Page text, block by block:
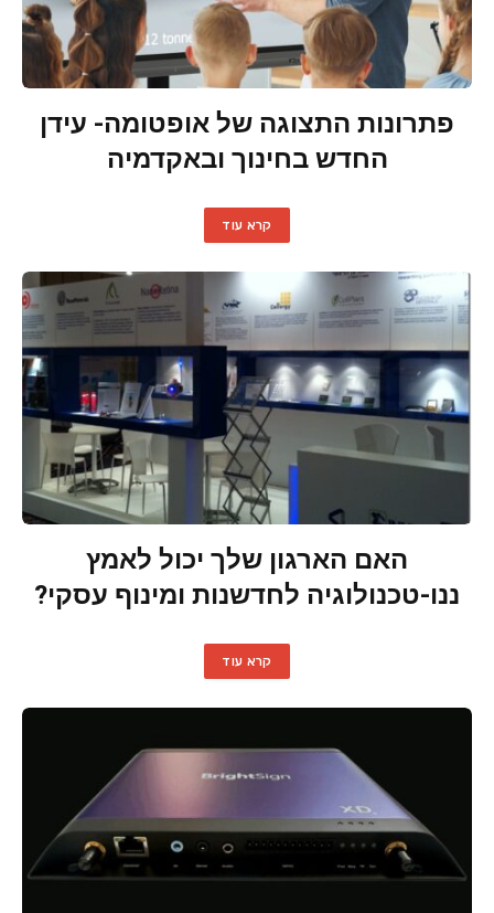
פתרונות התצוגה של אופטומה- עידן
החדש בחינוך ובאקדמיה
קרא עוד
האם הארגון שלך יכול לאמץ
ננו-טכנולוגיה לחדשנות ומינוף עסקי?
קרא עוד